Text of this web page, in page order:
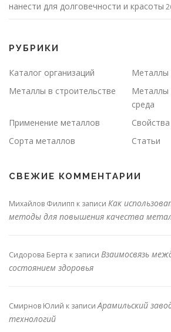
нанести для долговечности и красоты
РУБРИКИ
Каталог организаций
Металлы
Металлы в строительстве
Металлы
среда
Применение металлов
Сорта металлов
Статьи
СВЕЖИЕ КОММЕНТАРИИ
Михайлов Филипп к записи Как
методы для повышения качества
Сидорова Берта к записи Взаимосвязь
состоянием здоровья
Смирнов Юлий к записиАрамильский
технологий